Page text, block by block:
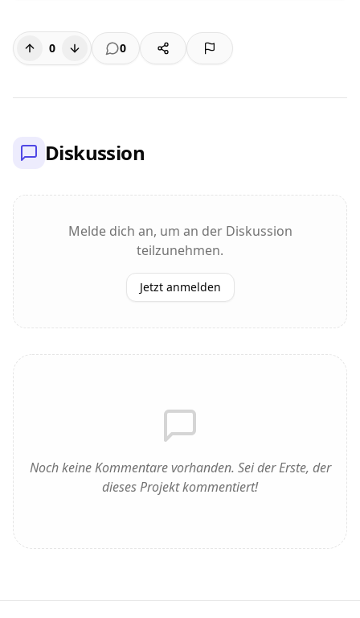
0 0
Diskussion
Melde dich an, um an der Diskussion
teilzunehmen.
Jetzt anmelden
Noch keine Kommentare vorhanden. Sei der Erste, der
dieses Projekt kommentiert!